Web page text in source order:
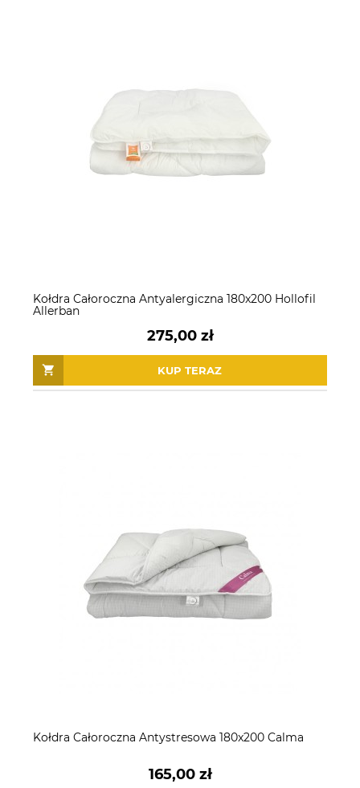
Kołdra Całoroczna Antyalergiczna 180x200 Hollofil
Allerban
275,00 zł
KUP TERAZ
Kołdra Całoroczna Antystresowa 180x200 Calma
165,00 zł